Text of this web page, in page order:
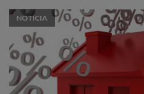
NOTICIA